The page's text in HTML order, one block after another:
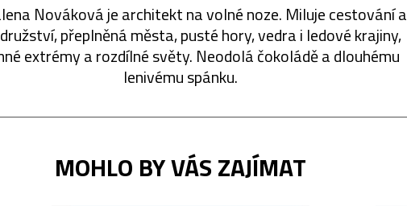
Nováková je architekt na volné noze. Miluje cestování a
přeplněná města, pusté hory, vedra i ledové krajiny,
extrémy a rozdílné světy. Neodolá čokoládě a dlouhému
lenivému spánku.
MOHLO BY VÁS ZAJÍMAT